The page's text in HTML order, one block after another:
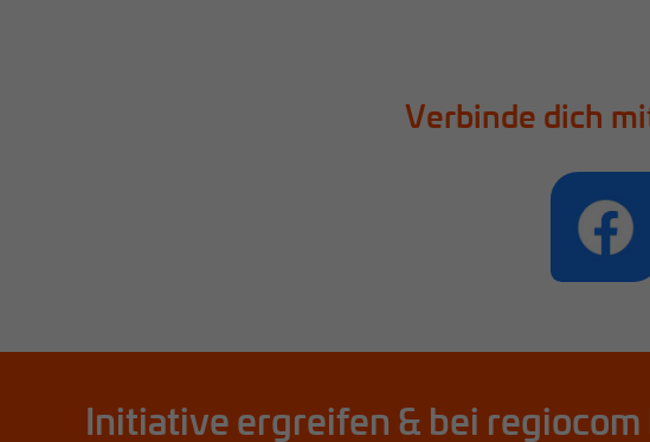
Verbinde dich
Initiative ergreifen & bei